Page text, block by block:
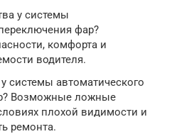
у системы
фар?
комфорта и
водителя.
системы автоматического
Возможные ложные
плохой видимости и
ремонта.